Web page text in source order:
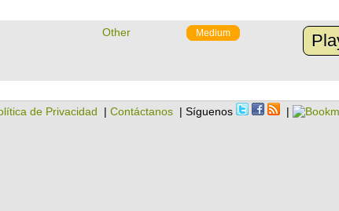
Other Medium
de Privacidad | Contáctanos | Síguenos |